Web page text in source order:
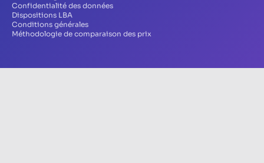
Confidentialité des données
Dispositions LBA
Conditions générales
Méthodologie de comparaison des prix